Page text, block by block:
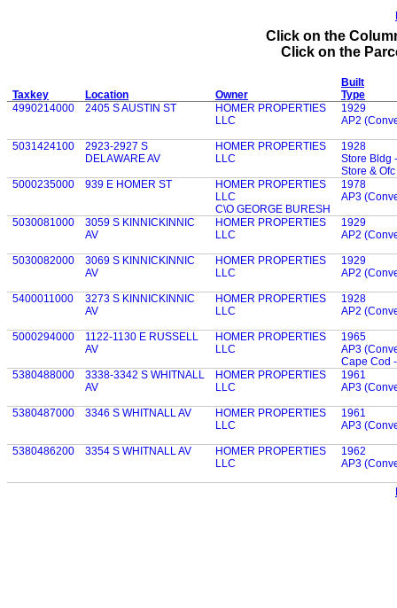
Click on the
Click on the
Taxkey Location Owner
Built
Type
4990214000
2405 S AUSTIN ST
HOMER PROPERTIES
LLC
1929
AP2
5031424100
2923-2927 S
DELAWARE AV
HOMER PROPERTIES
LLC
1928
Store Bldg
Store & Ofc
5000235000
939 E HOMER ST
HOMER PROPERTIES
LLC
C\O GEORGE BURESH
1978
AP3
5030081000
3059 S KINNICKINNIC
AV
HOMER PROPERTIES
LLC
1929
AP2
5030082000
3069 S KINNICKINNIC
AV
HOMER PROPERTIES
LLC
1929
AP2
5400011000
3273 S KINNICKINNIC
AV
HOMER PROPERTIES
LLC
1928
AP2
5000294000
1122-1130 E RUSSELL
AV
HOMER PROPERTIES
LLC
1965
AP3
Cape Cod
5380488000
3338-3342 S WHITNALL
AV
HOMER PROPERTIES
LLC
1961
AP3
5380487000 3346 S WHITNALL AV
HOMER PROPERTIES
LLC
1961
AP3
5380486200 3354 S WHITNALL AV
HOMER PROPERTIES
LLC
1962
AP3